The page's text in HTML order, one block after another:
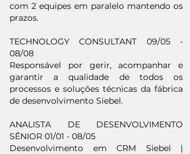
com 2 equipes em paralelo mantendo os
prazos.
TECHNOLOGY CONSULTANT 09/05 -
08/08
Responsável por gerir, acompanhar e
garantir a qualidade de todos os
processos e soluções técnicas da fábrica
de desenvolvimento Siebel.
ANALISTA DE DESENVOLVIMENTO
SÊNIOR 01/01 - 08/05
Desenvolvimento em CRM Siebel |